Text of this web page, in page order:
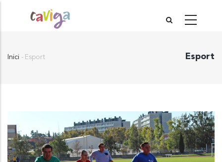
Esport
Inici - Esport